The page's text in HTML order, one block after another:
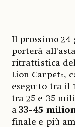
Il prossimo 24
porterà
ritrattistica del
Lion Carpet»,
eseguito tra il
tra 25 e 35
a33-45
finale e più